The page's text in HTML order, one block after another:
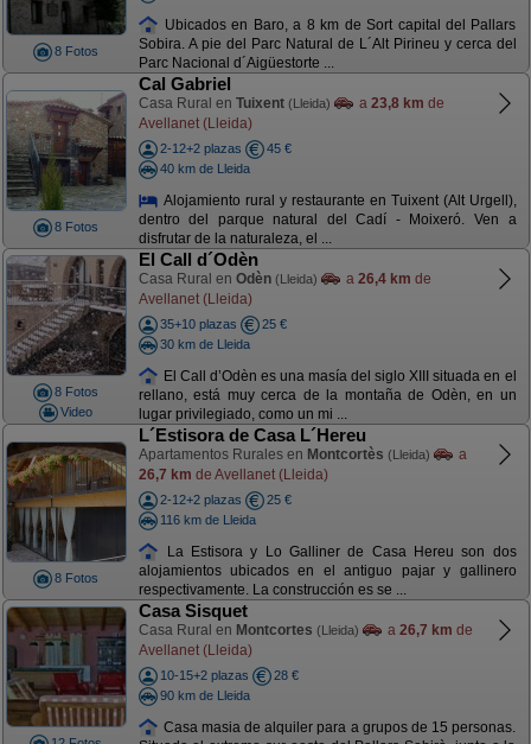
8 Fotos
Ubicados en Baro, a 8 km de Sort capital del Pallars
Sobira. A pie del Parc Natural de L´Alt Pirineu y cerca del
Parc Nacional d´Aigüestorte ...
8 Fotos
Cal Gabriel
Casa Rural en Tuixent (Lleida) a 23,8 km de
Avellanet (Lleida)
2-12+2 plazas
45 €
40 km de Lleida
Alojamiento rural y restaurante en Tuixent (Alt Urgell),
dentro del parque natural del Cadí - Moixeró. Ven a
disfrutar de la naturaleza, el ...
8 Fotos
Video
El Call d´Odèn
Casa Rural en Odèn (Lleida) a 26,4 km de
Avellanet (Lleida)
35+10 plazas
25 €
30 km de Lleida
El Call d’Odèn es una masía del siglo XIII situada en el
rellano, está muy cerca de la montaña de Odèn, en un
lugar privilegiado, como un mi ...
8 Fotos
L´Estisora de Casa L´Hereu
Apartamentos Rurales en Montcortès (Lleida)
a
26,7 km de Avellanet (Lleida)
2-12+2 plazas
25 €
116 km de Lleida
La Estisora y Lo Galliner de Casa Hereu son dos
alojamientos ubicados en el antiguo pajar y gallinero
respectivamente. La construcción es se ...
Casa Sisquet
Casa Rural en Montcortes (Lleida) a 26,7 km de
Avellanet (Lleida)
10-15+2 plazas
28 €
90 km de Lleida
Casa masia de alquiler para a grupos de 15 personas.